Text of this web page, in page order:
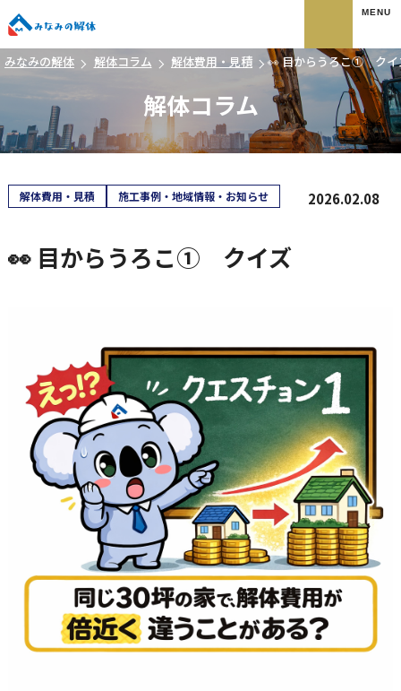
みなみの解体 解体コラム 解体費用・見積 👀 目からうろこ① クイ
解体コラム
解体費用・見積 施工事例・地域情報・お知らせ 2026.02.08
👀 目からうろこ① クイズ